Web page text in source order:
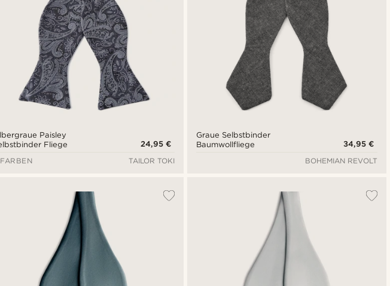
Paisley
Fliege
24,95 €
TAILOR TOKI
Graue Selbstbinder
Baumwollfliege
34,95 €
BOHEMIAN REVOLT